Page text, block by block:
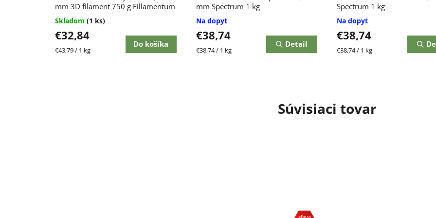
Súvisiaci tovar
mm 3D filament 750 g Fillamentum
Skladom (1 ks)
€32,84
Jednotková
€43,79 / 1 kg
Do košíka
mm Spectrum 1 kg
Na dopyt
€38,74
Jednotková
€38,74 / 1 kg
Detail
Spectrum 1 kg
Na dopyt
€38,74
Jednotková
€38,74 / 1 kg